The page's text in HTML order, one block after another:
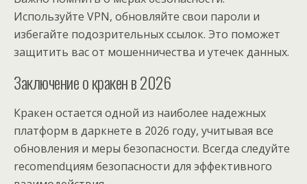
Используйте VPN, обновляйте свои пароли и
избегайте подозрительных ссылок. Это поможет
защитить вас от мошенничества и утечек данных.
Заключение о кракен в 2026
Кракен остается одной из наиболее надежных
платформ в даркнете в 2026 году, учитывая все
обновления и меры безопасности. Всегда следуйте
recomendциям безопасности для эффективного